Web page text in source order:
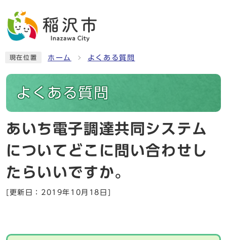
現在位置 ホーム よくある質問
よくある質問
あいち電子調達共同システム
についてどこに問い合わせし
たらいいですか。
[更新日：2019年10月18日]